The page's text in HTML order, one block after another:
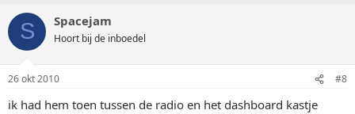
S Spacejam
Hoort bij de inboedel
26 okt 2010 #8
ik had hem toen tussen de radio en het dashboard kastje